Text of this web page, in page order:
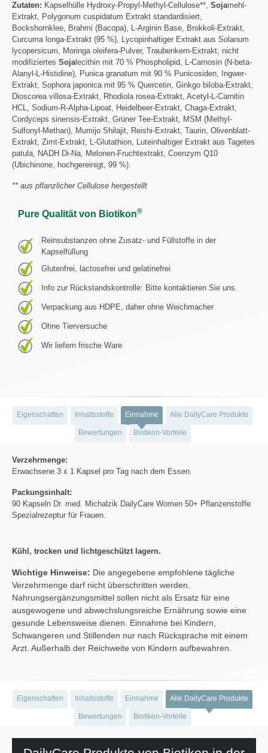
Zutaten: Kapselhülle Hydroxy-Propyl-Methyl-Cellulose**, Sojamehl-
Extrakt, Polygonum cuspidatum Extrakt standardisiert,
Bockshornklee, Brahmi (Bacopa), L-Arginin Base, Brokkoli-Extrakt,
Curcuma longa-Extrakt (95 %), Lycopinhaltiger Extrakt aus Solanum
lycopersicum, Moringa oleifera-Pulver, Traubenkern-Extrakt, nicht
modifiziertes Soja lecithin mit 70 % Phospholipid, L-Carnosin (N-beta-
Alanyl-L-Histidine), Punica granatum mit 90 % Punicosiden, Ingwer-
Extrakt, Sophora japonica mit 95 % Quercetin, Ginkgo biloba-Extrakt,
Dioscorea villosa-Extrakt, Rhodiola rosea-Extrakt, Acetyl-L-Carnitin
HCL, Sodium-R-Alpha-Lipoat, Heidelbeer-Extrakt, Chaga-Extrakt,
Cordyceps sinensis-Extrakt, Grüner Tee-Extrakt, MSM (Methyl-
Sulfonyl-Methan), Mumijo Shilajit, Reishi-Extrakt, Taurin, Olivenblatt-
Extrakt, Zimt-Extrakt, L-Glutathion, Luteinhaltiger Extrakt aus Tagetes
patula, NADH Di-Na, Melonen-Fruchtextrakt, Coenzym Q10
(Ubichinone, hochgereinigt, 99 %).
** aus pflanzlicher Cellulose hergestellt
Pure Qualität von Biotikon®
Reinsubstanzen ohne Zusatz- und Füllstoffe in der
Kapselfüllung
Glutenfrei, lactosefrei und gelatinefrei
Info zur Rückstandskontrolle: Bitte kontaktieren Sie uns.
Verpackung aus HDPE, daher ohne Weichmacher
Ohne Tierversuche
Wir liefern frische Ware
Eigenschaften Inhaltsstoffe Einnahme Alle DailyCare Produkte
Bewertungen Biotikon-Vorteile
Verzehrmenge:
Erwachsene 3 x 1 Kapsel pro Tag nach dem Essen.
Packungsinhalt:
90 Kapseln Dr. med. Michalzik DailyCare Women 50+ Pflanzenstoffe
Spezialrezeptur für Frauen.
Kühl, trocken und lichtgeschützt lagern.
Wichtige Hinweise: Die angegebene empfohlene tägliche
Verzehrmenge darf nicht überschritten werden.
Nahrungsergänzungsmittel sollen nicht als Ersatz für eine
ausgewogene und abwechslungsreiche Ernährung sowie eine
gesunde Lebensweise dienen. Einnahme bei Kindern,
Schwangeren und Stillenden nur nach Rücksprache mit einem
Arzt. Außerhalb der Reichweite von Kindern aufbewahren.
Eigenschaften Inhaltsstoffe Einnahme Alle DailyCare Produkte
Bewertungen Biotikon-Vorteile